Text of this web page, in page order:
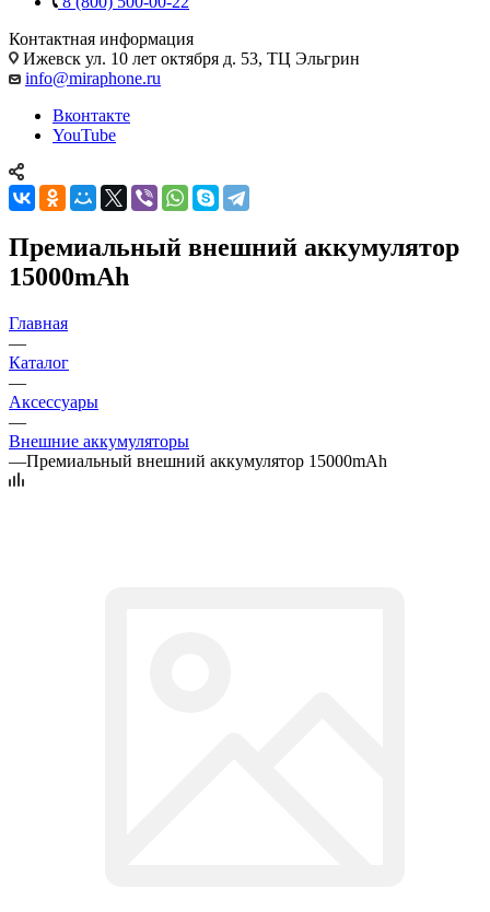
Контактная информация
Ижевск ул. 10 лет октября д. 53, ТЦ Эльгрин
info@miraphone.ru
Вконтакте
YouTube
Премиальный внешний аккумулятор
15000mAh
Главная
—
Каталог
—
Аксессуары
—
Внешние аккумуляторы
—Премиальный внешний аккумулятор 15000mAh